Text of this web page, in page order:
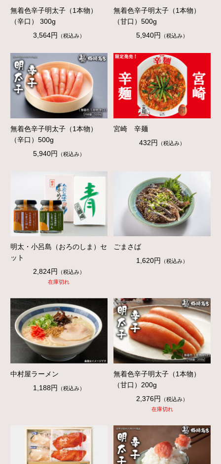
無着色辛子明太子（1本物）
（辛口） 300g
3,564円
（税込み）
無着色辛子明太子（1本物）
（甘口）500g
5,940円
（税込み）
無着色辛子明太子（1本物）
（辛口）500g
5,940円
（税込み）
宮崎 辛麺
432円
（税込み）
明太・小呂島（おろのしま）セ
ット
2,824円
（税込み）
在庫切れ
ごまさば
1,620円
（税込み）
中村屋ラーメン
1,188円
（税込み）
無着色辛子明太子（1本物）
（甘口）200g
2,376円
（税込み）
在庫切れ